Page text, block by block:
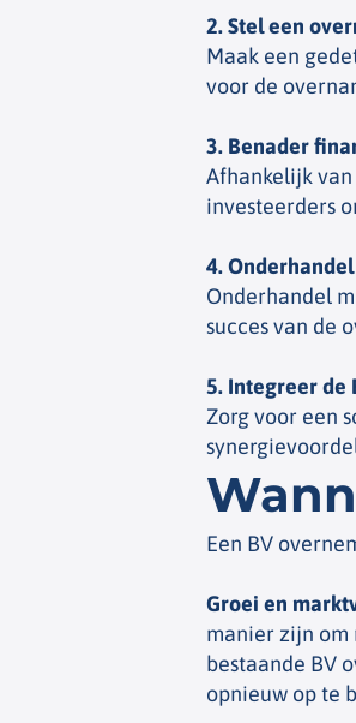
2. Stel een
Maak een
voor de
3. Benader
Afhankelijk
investeerders
4.
Onderhandel
succes van de
5. Integreer de
Zorg voor een
Een BV
Groei en
manier zijn om
bestaande BV
opnieuw op te